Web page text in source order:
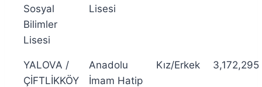
Sosyal
Bilimler
Lisesi
Lisesi
YALOVA /
ÇİFTLİKKÖY
Anadolu
İmam Hatip
Kız/Erkek 3,172,295